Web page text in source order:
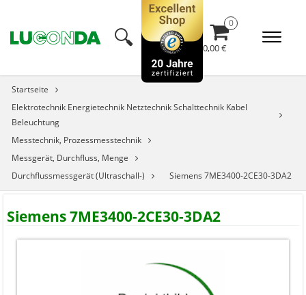
🔍︎ 0,00 €
Startseite
Elektrotechnik Energietechnik Netztechnik Schalttechnik Kabel
Beleuchtung
Messtechnik, Prozessmesstechnik
Messgerät, Durchfluss, Menge
Durchflussmessgerät (Ultraschall-)
Siemens 7ME3400-2CE30-3DA2
Siemens 7ME3400-2CE30-3DA2